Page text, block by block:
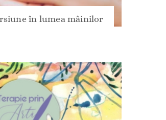
în lumea mâinilor